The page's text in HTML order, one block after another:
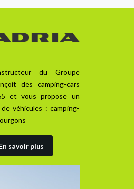
du Groupe
des camping-cars
et vous propose un
véhicules : camping-
savoir plus